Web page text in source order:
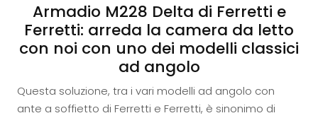
Armadio M228 Delta di Ferretti e
Ferretti: arreda la camera da letto
con noi con uno dei modelli classici
ad angolo
Questa soluzione, tra i vari modelli ad angolo con
ante a soffietto di Ferretti e Ferretti, è sinonimo di